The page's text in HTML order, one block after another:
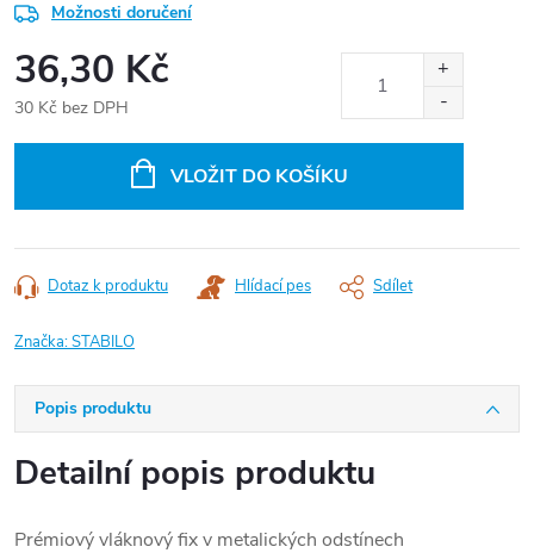
Možnosti doručení
36,30 Kč
30 Kč bez DPH
VLOŽIT DO KOŠÍKU
Dotaz k produktu Hlídací pes Sdílet
Značka:STABILO
Popis produktu
Detailní popis produktu
Prémiový vláknový fix v metalických odstínech